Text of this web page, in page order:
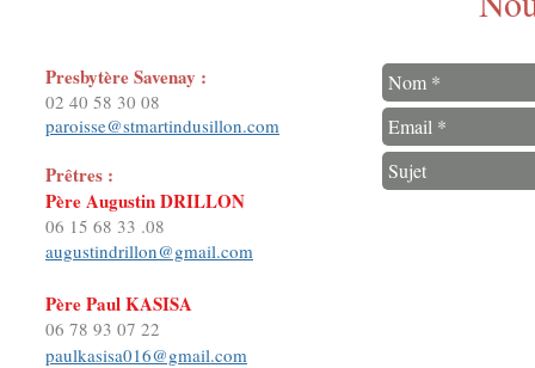
Presbytère Savenay :
02 40 58 30 08
paroisse@stmartindusillon.com
Prêtres :
Père Augustin DRILLON
06 15 68 33 .08​
augustindrillon@gmail.com
Père Paul KASISA
06 78 93 07 22
paulkasisa016@gmail.com